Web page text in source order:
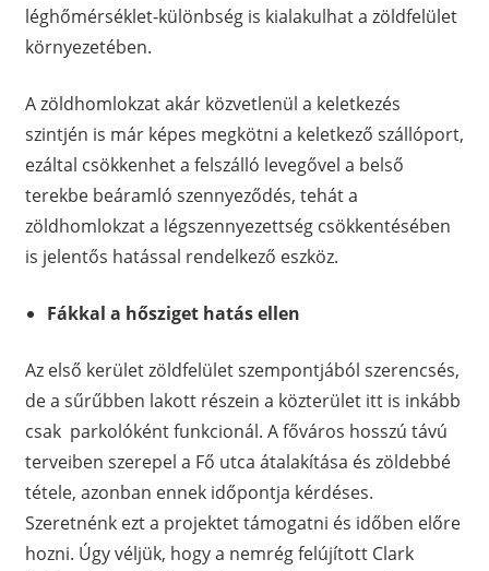
léghőmérséklet-különbség is kialakulhat a zöldfelület
környezetében.
A zöldhomlokzat akár közvetlenül a keletkezés
szintjén is már képes megkötni a keletkező szállóport,
ezáltal csökkenhet a felszálló levegővel a belső
terekbe beáramló szennyeződés, tehát a
zöldhomlokzat a légszennyezettség csökkentésében
is jelentős hatással rendelkező eszköz.
Fákkal a hősziget hatás ellen
Az első kerület zöldfelület szempontjából szerencsés,
de a sűrűbben lakott részein a közterület itt is inkább
csak parkolóként funkcionál. A főváros hosszú távú
terveiben szerepel a Fő utca átalakítása és zöldebbé
tétele, azonban ennek időpontja kérdéses.
Szeretnénk ezt a projektet támogatni és időben előre
hozni. Úgy véljük, hogy a nemrég felújított Clark